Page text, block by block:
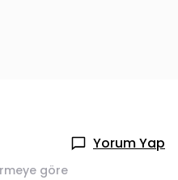
Yorum Yap
göre